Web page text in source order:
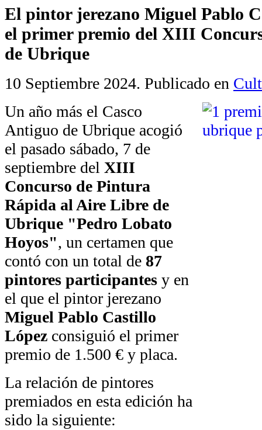
El pintor jerezano Miguel Pablo
el primer premio del XIII
de Ubrique
10 Septiembre 2024. Publicado en
Un año más el Casco
Antiguo de Ubrique acogió
el pasado sábado, 7 de
septiembre del XIII
Concurso de Pintura
Rápida al Aire Libre de
Ubrique "Pedro Lobato
Hoyos", un certamen que
contó con un total de 87
pintores participantes y en
el que el pintor jerezano
Miguel Pablo Castillo
López consiguió el primer
premio de 1.500 € y placa.
La relación de pintores
premiados en esta edición ha
sido la siguiente: